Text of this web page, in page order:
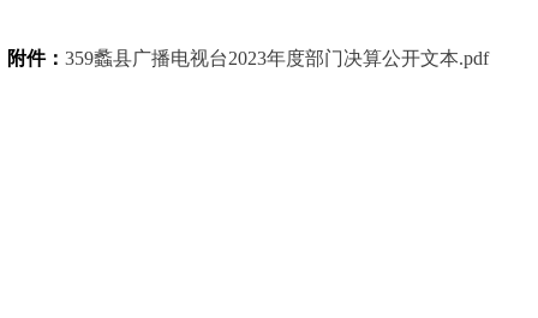
附件： 359蠡县广播电视台2023年度部门决算公开文本.pdf